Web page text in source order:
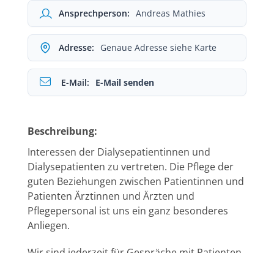
Ansprechperson: Andreas Mathies
Adresse: Genaue Adresse siehe Karte
E-Mail: E-Mail senden
Beschreibung:
Interessen der Dialysepatientinnen und
Dialysepatienten zu vertreten. Die Pflege der
guten Beziehungen zwischen Patientinnen und
Patienten Ärztinnen und Ärzten und
Pflegepersonal ist uns ein ganz besonderes
Anliegen.